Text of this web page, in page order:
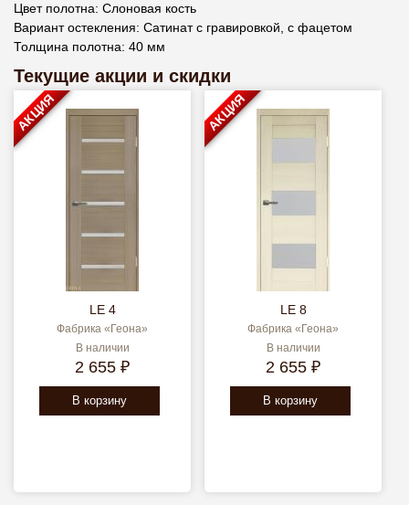
Цвет полотна: Слоновая кость
Вариант остекления: Сатинат с гравировкой, с фацетом
Толщина полотна: 40 мм
Текущие акции и скидки
LE 4
Фабрика «Геона»
В наличии
2 655 ₽
В корзину
АКЦИЯ
LE 8
Фабрика «Геона»
В наличии
2 655 ₽
В корзину
АКЦИЯ